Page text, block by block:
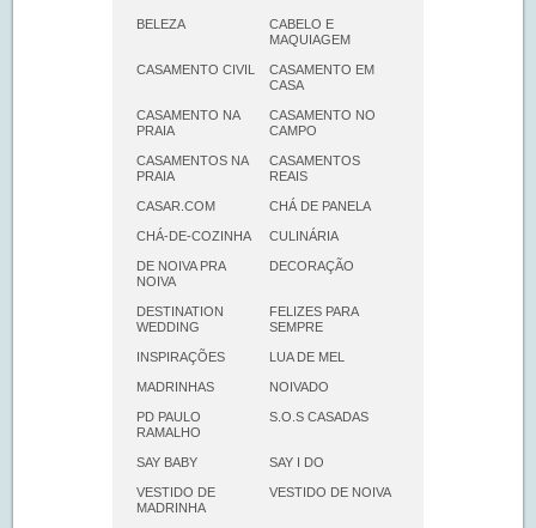
BELEZA
CABELO E
MAQUIAGEM
CASAMENTO CIVIL
CASAMENTO EM
CASA
CASAMENTO NA
PRAIA
CASAMENTO NO
CAMPO
CASAMENTOS NA
PRAIA
CASAMENTOS
REAIS
CASAR.COM CHÁ DE PANELA
CHÁ-DE-COZINHA CULINÁRIA
DE NOIVA PRA
NOIVA
DECORAÇÃO
DESTINATION
WEDDING
FELIZES PARA
SEMPRE
INSPIRAÇÕES LUA DE MEL
MADRINHAS NOIVADO
PD PAULO
RAMALHO
S.O.S CASADAS
SAY BABY SAY I DO
VESTIDO DE
MADRINHA
VESTIDO DE NOIVA